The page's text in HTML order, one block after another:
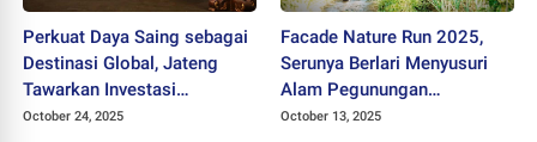
Perkuat Daya Saing sebagai
Destinasi Global, Jateng
Tawarkan Investasi
Pariwisata ke Dunia
October 24, 2025
Facade Nature Run 2025,
Serunya Berlari Menyusuri
Alam Pegunungan
Tawangmangu
October 13, 2025